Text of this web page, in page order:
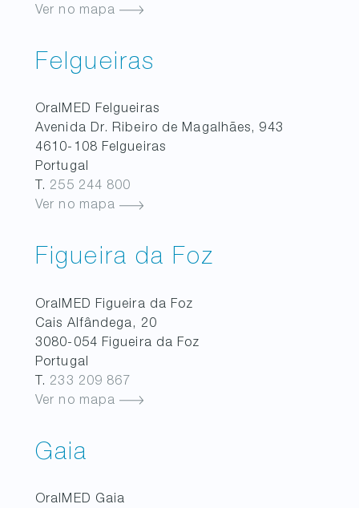
Ver no mapa
Felgueiras
OralMED Felgueiras
Avenida Dr. Ribeiro de Magalhães, 943
4610-108 Felgueiras
Portugal
T. 255 244 800
Ver no mapa
Figueira da Foz
OralMED Figueira da Foz
Cais Alfândega, 20
3080-054 Figueira da Foz
Portugal
T. 233 209 867
Ver no mapa
Gaia
OralMED Gaia